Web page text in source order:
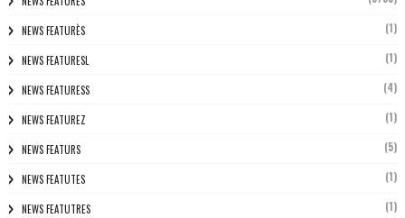
NEWS FEATURÈS (1)
NEWS FEATURESL (1)
NEWS FEATURESS (4)
NEWS FEATUREZ (1)
NEWS FEATURS (5)
NEWS FEATUTES (1)
NEWS FEATUTRES (1)